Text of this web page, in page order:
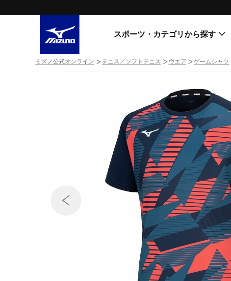
スポーツ・カテゴリから探す
スニーカー
すべてのシリーズ
WAVE PROPHECY
MORELIA LS
WAVE RIDER
MXR
ゴアテックス
コラボレーション
その他シリーズ
スニーカー商品をすべて見る
ミズノ公式オンライン テニス／ソフトテニス ウエア ゲームシャツ